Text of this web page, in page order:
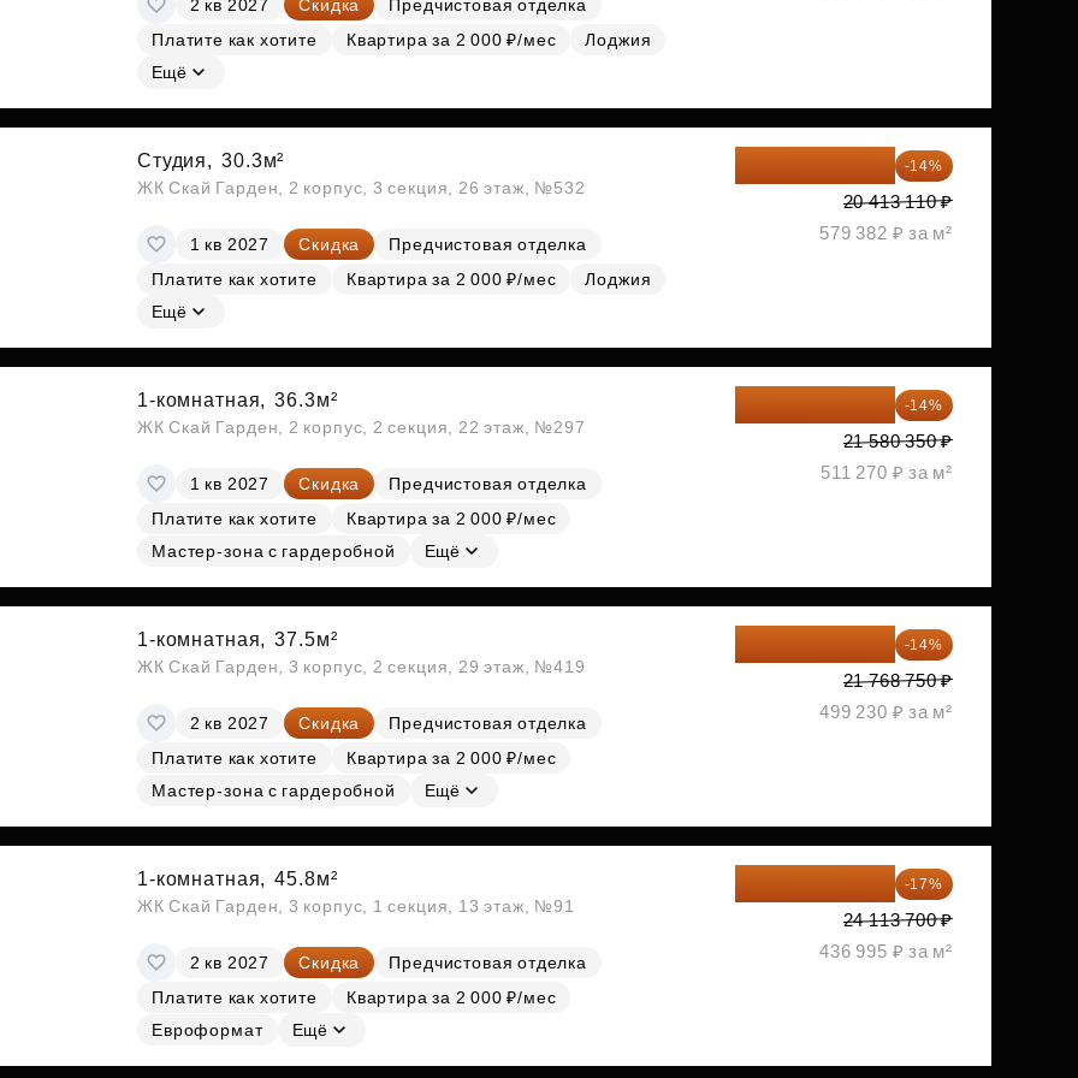
Субсидии
2 кв 2027 Скидка
Предчистовая отделка
Платите как хотите
Квартира за 2 000 ₽/мес
Лоджия
Ещё
Студия, 30.3м²
ЖК Скай Гарден, 2 корпус, 3 секция, 26 этаж, №532
1 кв 2027 Скидка
Предчистовая отделка
Платите как хотите
Квартира за 2 000 ₽/мес
Лоджия
Ещё
-14%
20 413 110 ₽
579 382 ₽ за м²
1-комнатная, 36.3м²
ЖК Скай Гарден, 2 корпус, 2 секция, 22 этаж, №297
1 кв 2027 Скидка
Предчистовая отделка
Платите как хотите
Квартира за 2 000 ₽/мес
Мастер-зона с гардеробной
Ещё
-14%
21 580 350 ₽
511 270 ₽ за м²
1-комнатная, 37.5м²
ЖК Скай Гарден, 3 корпус, 2 секция, 29 этаж, №419
2 кв 2027 Скидка
Предчистовая отделка
Платите как хотите
Квартира за 2 000 ₽/мес
Мастер-зона с гардеробной
Ещё
-14%
21 768 750 ₽
499 230 ₽ за м²
1-комнатная, 45.8м²
ЖК Скай Гарден, 3 корпус, 1 секция, 13 этаж, №91
2 кв 2027 Скидка
Предчистовая отделка
Платите как хотите
Квартира за 2 000 ₽/мес
Евроформат
Ещё
-17%
24 113 700 ₽
436 995 ₽ за м²